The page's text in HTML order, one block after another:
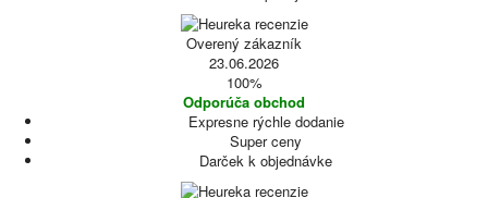
Overený zákazník
23.06.2026
100%
Odporúča obchod
Expresne rýchle dodanie
Super ceny
Darček k objednávke